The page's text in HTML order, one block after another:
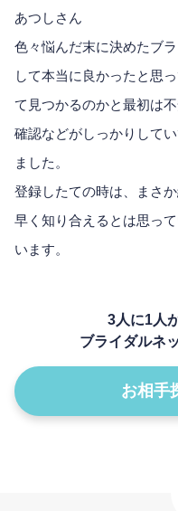
あつしさん
色々悩んだ末に決めたブ
して本当に良かったと思
て見つかるのかと最初は
確認などがしっかりして
ました。
登録したての時は、まさ
早く知り合えるとは思っ
います。
3人に1人
ブライダルネ
お相手